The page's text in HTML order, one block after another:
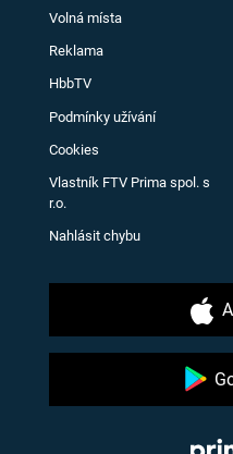
Volná místa
Reklama
HbbTV
Podmínky užívání
Cookies
Vlastník FTV Prima spol. s
r.o.
Nahlásit chybu